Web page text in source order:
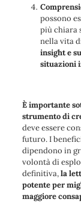
possono
più chiara
nella vita
insight e
situazioni
È importante
strumento di
deve essere
futuro. I
dipendono in
volontà di
definitiva,la
potente per
maggiore